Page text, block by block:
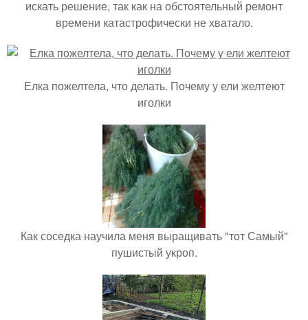
искать решение, так как на обстоятельный ремонт
времени катастрофически не хватало.
Елка пожелтела, что делать. Почему у ели желтеют
иголки
Как соседка научила меня выращивать "тот Самый"
пушистый укроп.